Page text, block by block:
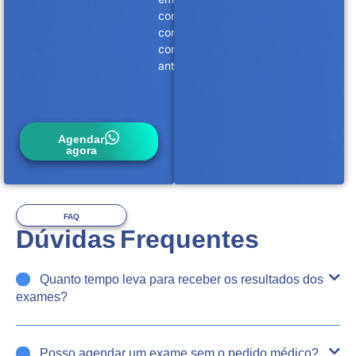
contato
conosco
com
antecedência.
Agendar
agora
FAQ
Dúvidas Frequentes
Quanto tempo leva para receber os resultados dos
exames?
Posso agendar um exame sem o pedido médico?